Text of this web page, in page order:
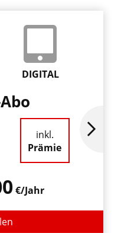
DIGITAL
inkl.
Prämie
€/Jahr